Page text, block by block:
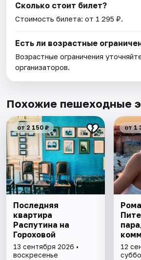
Сколько стоит билет?
Стоимость билета: от 1 295 ₽.
Есть ли возрастные
Возрастные ограничения
организаторов.
Похожие пешеходные
от 2 150 ₽
Последняя
квартира
Распутина на
Гороховой
13 сентября 2026 •
воскресенье
от 1
12